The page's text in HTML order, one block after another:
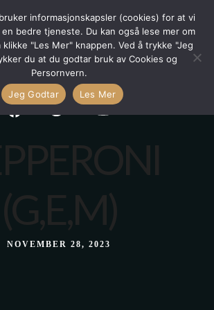
(G,E,M)
NOVEMBER 28, 2023
informasjonskapsler (cookies) for at vi
bedre tjeneste. Du kan også lese mer om
"Les Mer" knappen. Ved å trykke "Jeg
du at du godtar bruk av Cookies og
Persornvern.
Jeg Godtar
Les Mer